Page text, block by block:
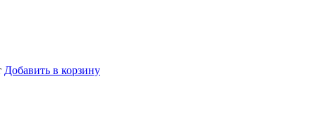
Добавить в корзину